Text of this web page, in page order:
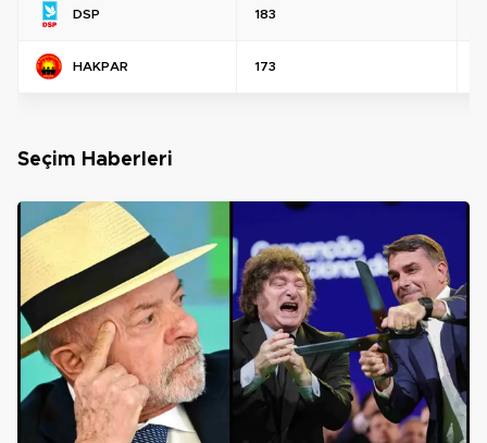
DSP 183
HAKPAR 173
Seçim Haberleri